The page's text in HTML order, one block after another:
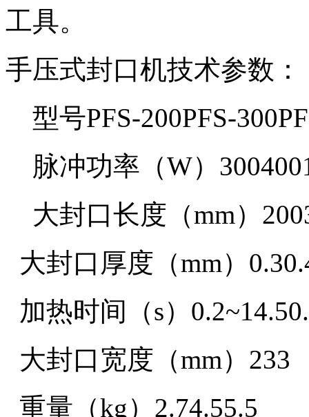
工具。
手压式封口机技术参数：
型号PFS-200PFS-
脉冲功率（W）
大封口长度（mm）
大封口厚度（mm）
加热时间（s）
大封口宽度（mm）233
重量（kg）2.74.55.5